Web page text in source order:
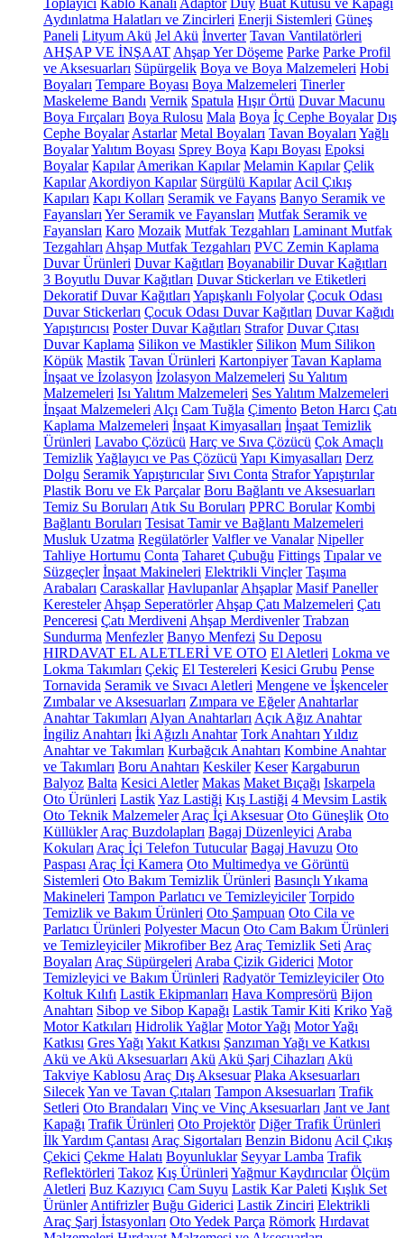
Toplayıcı Kablo Kanalı Adaptör Duy Buat Kutusu ve Kapağı
Aydınlatma Halatları ve Zincirleri Enerji Sistemleri Güneş
Paneli Lityum Akü Jel Akü İnverter Tavan Vantilatörleri
AHŞAP VE İNŞAAT Ahşap Yer Döşeme Parke Parke Profil
ve Aksesuarları Süpürgelik Boya ve Boya Malzemeleri Hobi
Boyaları Tempare Boyası Boya Malzemeleri Tinerler
Maskeleme Bandı Vernik Spatula Hışır Örtü Duvar Macunu
Boya Fırçaları Boya Rulosu Mala Boya İç Cephe Boyalar Dış
Cephe Boyalar Astarlar Metal Boyaları Tavan Boyaları Yağlı
BoyalarYalıtım Boyası Sprey Boya Kapı Boyası Epoksi
Boyalar Kapılar Amerikan Kapılar Melamin Kapılar Çelik
Kapılar Akordiyon Kapılar Sürgülü Kapılar Acil Çıkış
Kapıları Kapı Kolları Seramik ve Fayans Banyo Seramik ve
Fayansları Yer Seramik ve Fayansları Mutfak Seramik ve
Fayansları Karo Mozaik Mutfak Tezgahları Laminant Mutfak
Tezgahları Ahşap Mutfak Tezgahları PVC Zemin Kaplama
Duvar Ürünleri Duvar Kağıtları Boyanabilir Duvar Kağıtları
3 Boyutlu Duvar Kağıtları Duvar Stickerları ve Etiketleri
Dekoratif Duvar Kağıtları Yapışkanlı Folyolar Çocuk Odası
Duvar Stickerları Çocuk Odası Duvar Kağıtları Duvar Kağıdı
Yapıştırıcısı Poster Duvar Kağıtları Strafor Duvar Çıtası
Duvar Kaplama Silikon ve Mastikler Silikon Mum Silikon
Köpük Mastik Tavan Ürünleri Kartonpiyer Tavan Kaplama
İnşaat ve İzolasyon İzolasyon Malzemeleri Su Yalıtım
Malzemeleri Isı Yalıtım Malzemeleri Ses Yalıtım Malzemeleri
İnşaat Malzemeleri Alçı Cam Tuğla Çimento Beton Harcı Çatı
Kaplama Malzemeleri İnşaat Kimyasalları İnşaat Temizlik
Ürünleri Lavabo Çözücü Harç ve Sıva Çözücü Çok Amaçlı
TemizlikYağlayıcı ve Pas Çözücü Yapı Kimyasalları Derz
Dolgu Seramik Yapıştırıcılar Sıvı Conta Strafor Yapıştırılar
Plastik Boru ve Ek Parçalar Boru Bağlantı ve Aksesuarları
Temiz Su Boruları Atık Su Boruları PPRC Borular Kombi
Bağlantı Boruları Tesisat Tamir ve Bağlantı Malzemeleri
Musluk Uzatma Regülatörler Valfler ve Vanalar Nipeller
Tahliye Hortumu Conta Taharet Çubuğu Fittings Tıpalar ve
Süzgeçler İnşaat Makineleri Elektrikli Vinçler Taşıma
Arabaları Caraskallar Havlupanlar Ahşaplar Masif Paneller
Keresteler Ahşap Seperatörler Ahşap Çatı Malzemeleri Çatı
Penceresi Çatı Merdiveni Ahşap Merdivenler Trabzan
Sundurma Menfezler Banyo Menfezi Su Deposu
HIRDAVAT EL ALETLERİ VE OTO El Aletleri Lokma ve
Lokma Takımları Çekiç El Testereleri Kesici Grubu Pense
Tornavida Seramik ve Sıvacı Aletleri Mengene ve İşkenceler
Zımbalar ve Aksesuarları Zımpara ve Eğeler Anahtarlar
Anahtar Takımları Alyan Anahtarları Açık Ağız Anahtar
İngiliz Anahtarı İki Ağızlı Anahtar Tork Anahtarı Yıldız
Anahtar ve Takımları Kurbağcık Anahtarı Kombine Anahtar
ve Takımları Boru Anahtarı Keskiler Keser Kargaburun
Balyoz Balta Kesici Aletler Makas Maket Bıçağı Iskarpela
Oto Ürünleri LastikYaz Lastiği Kış Lastiği 4 Mevsim Lastik
Oto Teknik Malzemeler Araç İçi Aksesuar Oto Güneşlik Oto
Küllükler Araç Buzdolapları Bagaj Düzenleyici Araba
Kokuları Araç İçi Telefon Tutucular Bagaj Havuzu Oto
Paspası Araç İçi Kamera Oto Multimedya ve Görüntü
Sistemleri Oto Bakım Temizlik Ürünleri Basınçlı Yıkama
Makineleri Tampon Parlatıcı ve Temizleyiciler Torpido
Temizlik ve Bakım Ürünleri Oto Şampuan Oto Cila ve
Parlatıcı Ürünleri Polyester Macun Oto Cam Bakım Ürünleri
ve Temizleyiciler Mikrofiber Bez Araç Temizlik Seti Araç
Boyaları Araç Süpürgeleri Araba Çizik Giderici Motor
Temizleyici ve Bakım Ürünleri Radyatör Temizleyiciler Oto
Koltuk Kılıfı Lastik Ekipmanları Hava Kompresörü Bijon
Anahtarı Sibop ve Sibop Kapağı Lastik Tamir Kiti KrikoYağ
Motor Katkıları Hidrolik Yağlar Motor Yağı Motor Yağı
Katkısı Gres Yağı Yakıt Katkısı Şanzıman Yağı ve Katkısı
Akü ve Akü Aksesuarları Akü Akü Şarj Cihazları Akü
Takviye Kablosu Araç Dış Aksesuar Plaka Aksesuarları
SilecekYan ve Tavan Çıtaları Tampon Aksesuarları Trafik
Setleri Oto Brandaları Vinç ve Vinç Aksesuarları Jant ve Jant
Kapağı Trafik Ürünleri Oto Projektör Diğer Trafik Ürünleri
İlk Yardım Çantası Araç Sigortaları Benzin Bidonu Acil Çıkış
Çekici Çekme Halatı Boyunluklar Seyyar Lamba Trafik
Reflektörleri Takoz Kış Ürünleri Yağmur Kaydırıcılar Ölçüm
Aletleri Buz Kazıyıcı Cam Suyu Lastik Kar Paleti Kışlık Set
Ürünler Antifrizler Buğu Giderici Lastik Zinciri Elektrikli
Araç Şarj İstasyonları Oto Yedek Parça Römork Hırdavat